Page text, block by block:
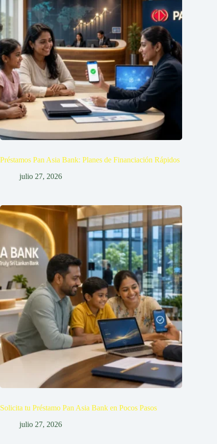
Préstamos Pan Asia Bank: Planes de Financiación Rápidos
julio 27, 2026
Solicita tu Préstamo Pan Asia Bank en Pocos Pasos
julio 27, 2026